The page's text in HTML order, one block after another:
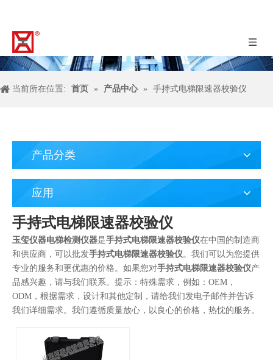
当前所在位置: 首页 » 产品中心 » 手持式电梯限速器校验仪
产品分类
应用
手持式电梯限速器校验仪
玉玺仪器电梯检测仪器是手持式电梯限速器校验仪在中国的制造商
和供应商，可以批发手持式电梯限速器校验仪。我们可以为您提供
专业的服务和更优惠的价格。如果您对手持式电梯限速器校验仪产
品感兴趣，请与我们联系。提示：特殊需求，例如：OEM，
ODM，根据需求，设计和其他定制，请给我们发电子邮件并告诉
我们详细需求。我们遵循质量放心，以良心的价格，热忱的服务。